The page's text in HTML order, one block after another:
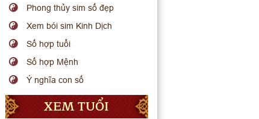
Phong thủy sim số đẹp
Xem bói sim Kinh Dịch
Số hợp tuổi
Số hợp Mệnh
Ý nghĩa con số
XEM TUỔI